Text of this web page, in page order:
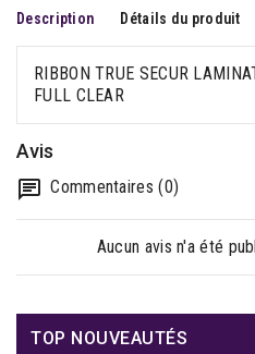
Description Détails du produit
RIBBON TRUE SECUR
FULL CLEAR
Avis
Commentaires (0)
Aucun avis n'a été
TOP NOUVEAUTÉS